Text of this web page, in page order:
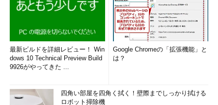
最新ビルドを詳細レビュー！ Win
dows 10 Technical Preview Build
9926がやってきた ...
Google Chromeの「拡張機能」と
は？
四角い部屋を四角く拭く！壁際までしっかり拭ける
ロボット掃除機